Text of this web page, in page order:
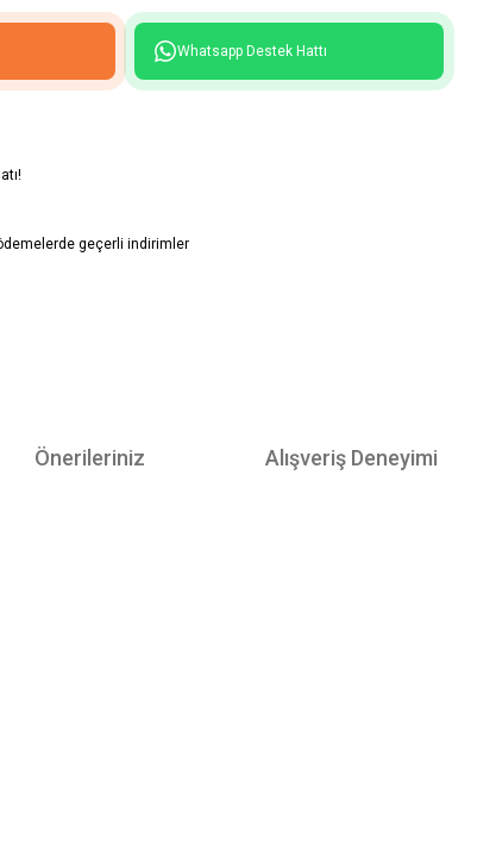
Whatsapp Destek Hattı
geçerli indirimler
Önerileriniz Alışveriş Deneyimi